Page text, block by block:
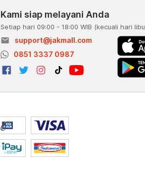
Kami siap melayani Anda
Setiap hari 09:00 - 18:00 WIB (kecuali hari
email
support@jakmall.com
0851 3337 0987